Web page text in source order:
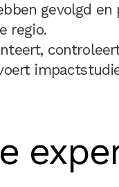
gevolgd
regio.